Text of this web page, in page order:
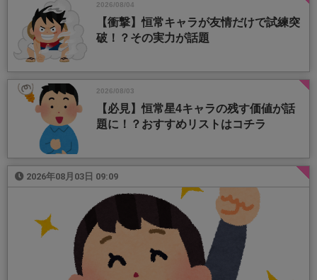
2026/08/04
【衝撃】恒常キャラが友情だけで試練突
破！？その実力が話題
2026/08/03
【必見】恒常星4キャラの残す価値が話
題に！？おすすめリストはコチラ
2026年08月03日 09:09